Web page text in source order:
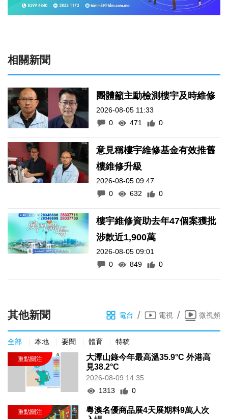
相關新聞
團體籲主動檢測樓宇及時維修
2026-08-05 11:33
0
471 0
意見稱樓宇維修基金有效推舊
樓維修升級
2026-08-05 09:47
0
632 0
樓宇維修資助去年47個案獲批
涉款近1,900萬
2026-08-05 09:01
0
849 0
其他新聞 電台 / 電視 / 微視頻
全部 本地 要聞 體育 特稿
大潭山錄今年最高溫35.9°C 外港高
見38.2°C
2026-08-09 14:35
1313
0
粵澳名優商品展4天展期料9萬人次